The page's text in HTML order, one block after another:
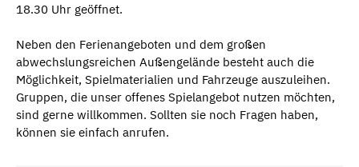
18.30 Uhr geöffnet.
Neben den Ferienangeboten und dem großen
abwechslungsreichen Außengelände besteht auch die
Möglichkeit, Spielmaterialien und Fahrzeuge auszuleihen.
Gruppen, die unser offenes Spielangebot nutzen möchten,
sind gerne willkommen. Sollten sie noch Fragen haben,
können sie einfach anrufen.